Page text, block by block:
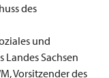
des
und
Sachsen
Vorsitzender des